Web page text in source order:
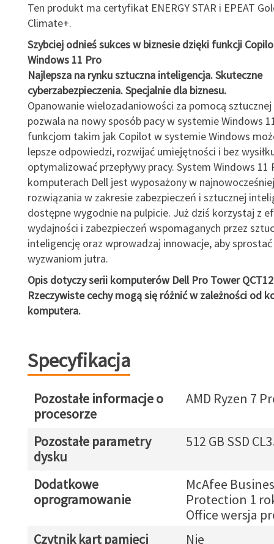
Ten produkt ma certyfikat ENERGY STAR i EPEAT
Climate+.
Szybciej odnieś sukces w biznesie dzięki funkcji
Windows 11 Pro
Najlepsza na rynku sztuczna inteligencja. Skuteczne
cyberzabezpieczenia. Specjalnie dla biznesu.
Opanowanie wielozadaniowości za pomocą
pozwala na nowy sposób pacy w systemie Windows
funkcjom takim jak Copilot w systemie Windows
lepsze odpowiedzi, rozwijać umiejętności i bez
optymalizować przepływy pracy. System Windows 11
komputerach Dell jest wyposażony w
rozwiązania w zakresie zabezpieczeń i sztucznej
dostępne wygodnie na pulpicie. Już dziś korzystaj z
wydajności i zabezpieczeń wspomaganych przez
inteligencję oraz wprowadzaj innowacje, aby
wyzwaniom jutra.
Opis dotyczy serii komputerów Dell Pro Tower
Rzeczywiste cechy mogą się różnić w zależności od
komputera.
Specyfikacja
Pozostałe informacje o
procesorze
AMD Ryzen 7
Pozostałe parametry
dysku
512 GB SSD
Dodatkowe
oprogramowanie
McAfee
Protection 1
Office wersja
Czytnik kart pamięci
Nie